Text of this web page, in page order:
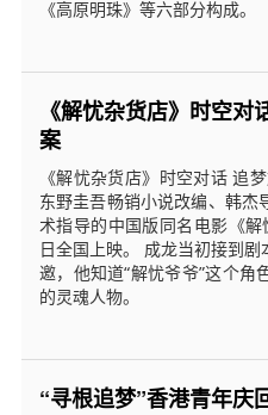
《高原明珠》等六部分构成。
《解忧杂货店》时空
案
《解忧杂货店》时空对话 追
东野圭吾畅销小说改编、韩杰
术指导的中国版同名电影《
日全国上映。 成龙当初接到
邀，他知道“解忧爷爷”这个
的灵魂人物。
“寻根追梦”香港青年庆